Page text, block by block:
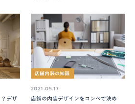
？デザ
店舗内装の知識
2021.05.17
店舗の内装デザインをコンペで決め